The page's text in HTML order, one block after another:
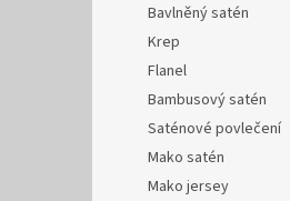
Bavlněný satén
Krep
Flanel
Bambusový satén
Saténové povlečení
Mako satén
Mako jersey